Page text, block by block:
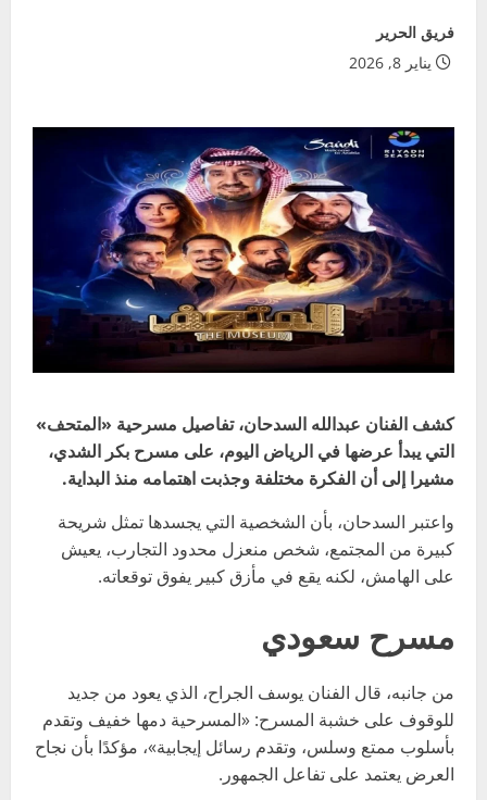
فريق الحرير
يناير 8, 2026
كشف الفنان عبدالله السدحان، تفاصيل مسرحية «المتحف»
التي يبدأ عرضها في الرياض اليوم، على مسرح بكر الشدي،
مشيرا إلى أن الفكرة مختلفة وجذبت اهتمامه منذ البداية.
واعتبر السدحان، بأن الشخصية التي يجسدها تمثل شريحة
كبيرة من المجتمع، شخص منعزل محدود التجارب، يعيش
على الهامش، لكنه يقع في مأزق كبير يفوق توقعاته.
مسرح سعودي
من جانبه، قال الفنان يوسف الجراح، الذي يعود من جديد
للوقوف على خشبة المسرح: «المسرحية دمها خفيف وتقدم
بأسلوب ممتع وسلس، وتقدم رسائل إيجابية»، مؤكدًا بأن نجاح
العرض يعتمد على تفاعل الجمهور.